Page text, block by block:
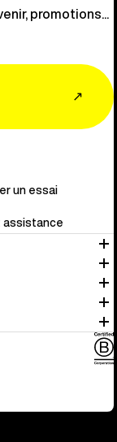
promotions...
↗
un essai
assistance